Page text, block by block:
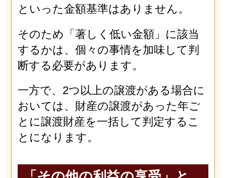
といった金額基準はありません。
そのため「著しく低い金額」に該当
するかは、個々の事情を加味して判
断する必要があります。
一方で、2つ以上の譲渡がある場合に
おいては、財産の譲渡があった年ご
とに譲渡財産を一括して判定するこ
とになります。